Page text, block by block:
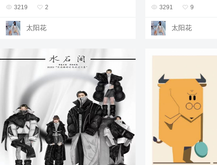
 3219  2
太阳花
 3291  9
太阳花